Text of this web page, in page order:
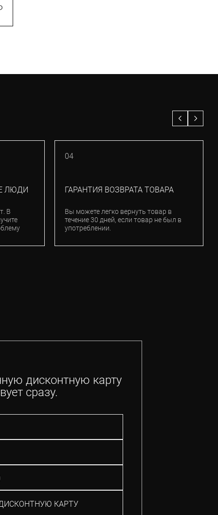
ЛЮДИ
В
04
ГАРАНТИЯ ВОЗВРАТА ТОВАРА
Вы можете легко вернуть товар в
течение 30 дней, если товар не был в
употреблении.
дисконтную карту
сразу.
КАРТУ